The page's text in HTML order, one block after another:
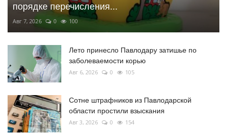
порядке перечисления...
Авг 7, 2026 0 100
Лето принесло Павлодару затишье по
заболеваемости корью
Авг 6, 2026 0 105
Сотне штрафников из Павлодарской
области простили взыскания
Авг 3, 2026 0 154